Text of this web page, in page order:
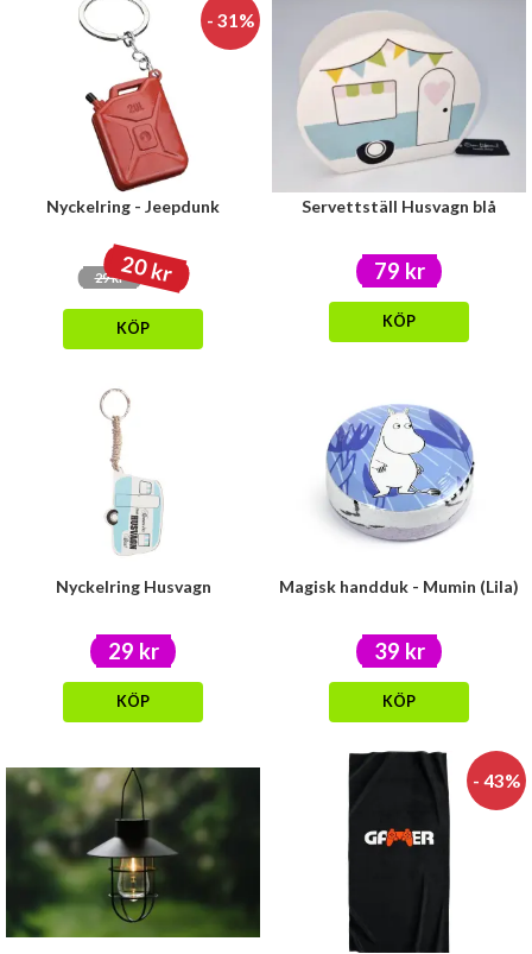
- 31%
Nyckelring - Jeepdunk
29 kr20 kr
KÖP
Servettställ Husvagn blå
79 kr
KÖP
Nyckelring Husvagn
29 kr
KÖP
Magisk handduk - Mumin (Lila)
39 kr
KÖP
- 43%